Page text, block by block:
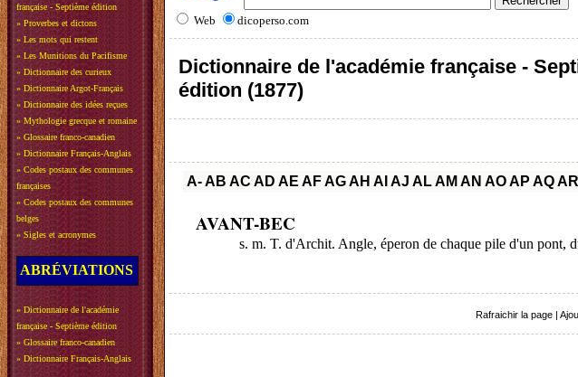
française - Septième édition
» Proverbes et dictons
» Les mots qui restent
» Les Munitions du Pacifisme
» Dictionnaire des curieux
» Dictionnaire Argot-Français
» Dictionnaire des idées reçues
» Mythologie grecque et romaine
» Glossaire franco-canadien
» Dictionnaire Français-Anglais
» Codes postaux des communes
françaises
» Codes postaux des communes
belges
» Sigles et acronymes
ABRÉVIATIONS
» Dictionnaire de l'académie
française - Septième édition
» Glossaire franco-canadien
» Dictionnaire Français-Anglais
Web dicoperso.com
Dictionnaire de l'académie française -
édition (1877)
A-AB AC AD AE AFAGAH AI AJ ALAM AN AOAP AQAR
AVANT-BEC
s. m. T. d'Archit. Angle, éperon de chaque pile d'un pont,
Rafraichir la page |